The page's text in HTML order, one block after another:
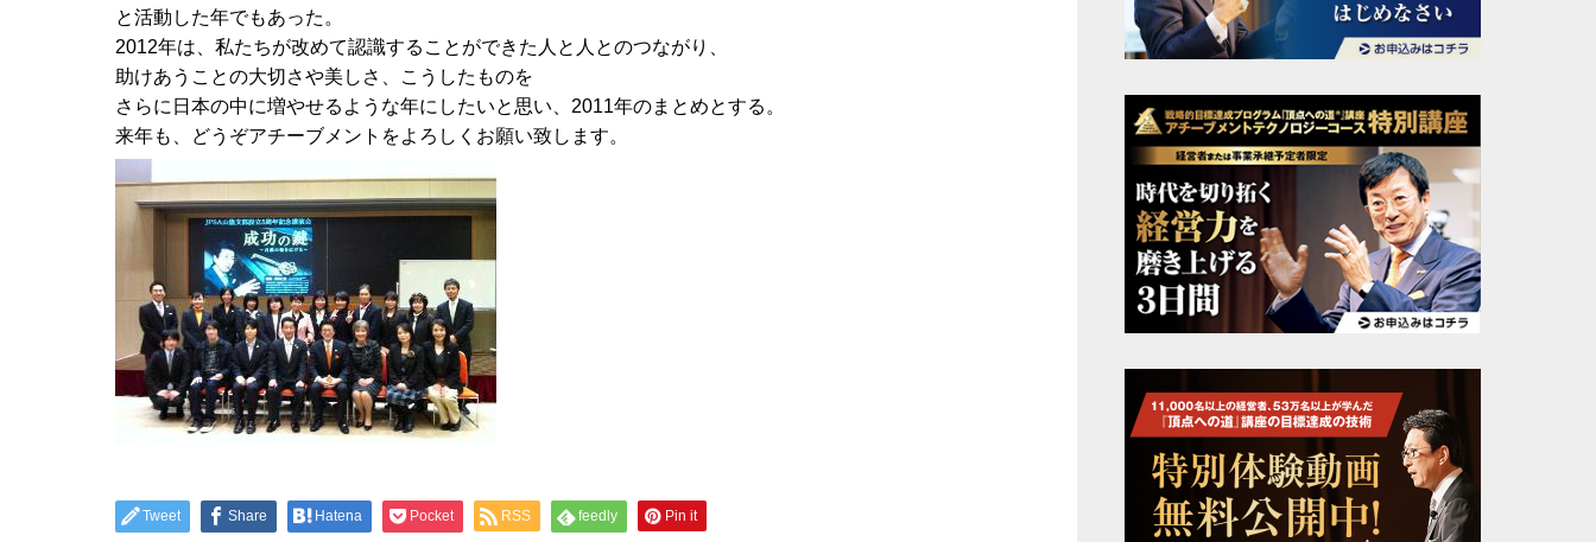
と活動した年でもあった。
2012年は、私たちが改めて認識することができた人と人とのつながり、
助けあうことの大切さや美しさ、こうしたものを
さらに日本の中に増やせるような年にしたいと思い、2011年のまとめとする。
来年も、どうぞアチーブメントをよろしくお願い致します。
Tweet Share Hatena Pocket RSS feedly Pin it